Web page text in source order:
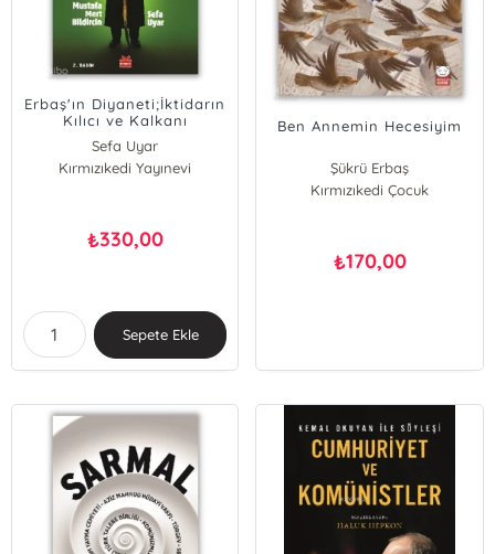
Erbaş'ın Diyaneti;İktidarın
Kılıcı ve Kalkanı
Sefa Uyar
Mustafa Mert Bildircin
Kırmızıkedi Yayınevi
₺330,00
Sepete Ekle
Ben Annemin Hecesiyim
Şükrü Erbaş
Kırmızıkedi Çocuk
₺170,00